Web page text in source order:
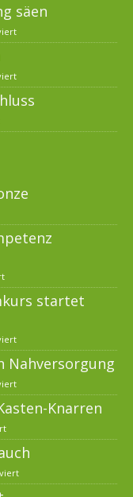
säen
startet
Nahversorgung
Knarren